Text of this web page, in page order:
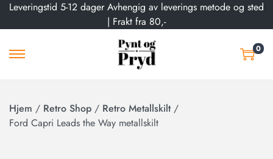
Leveringstid 5-12 dager Avhengig av leverings metode og sted
| Frakt fra 80,-
0
Hjem / Retro Shop / Retro Metallskilt /
Ford Capri Leads the Way metallskilt